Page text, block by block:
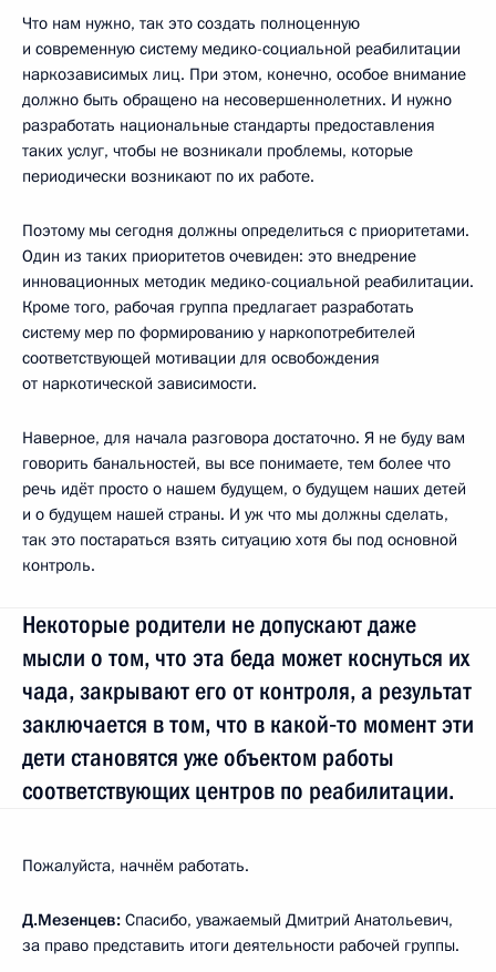
Что нам нужно, так это создать полноценную
и современную систему медико-социальной реабилитации
наркозависимых лиц. При этом, конечно, особое внимание
должно быть обращено на несовершеннолетних. И нужно
разработать национальные стандарты предоставления
таких услуг, чтобы не возникали проблемы, которые
периодически возникают по их работе.
Поэтому мы сегодня должны определиться с приоритетами.
Один из таких приоритетов очевиден: это внедрение
инновационных методик медико-социальной реабилитации.
Кроме того, рабочая группа предлагает разработать
систему мер по формированию у наркопотребителей
соответствующей мотивации для освобождения
от наркотической зависимости.
Наверное, для начала разговора достаточно. Я не буду вам
говорить банальностей, вы все понимаете, тем более что
речь идёт просто о нашем будущем, о будущем наших детей
и о будущем нашей страны. И уж что мы должны сделать,
так это постараться взять ситуацию хотя бы под основной
контроль.
Некоторые родители не допускают даже
мысли о том, что эта беда может коснуться их
чада, закрывают его от контроля, а результат
заключается в том, что в какой‑то момент эти
дети становятся уже объектом работы
соответствующих центров по реабилитации.
Пожалуйста, начнём работать.
Д.Мезенцев: Спасибо, уважаемый Дмитрий Анатольевич,
за право представить итоги деятельности рабочей группы.